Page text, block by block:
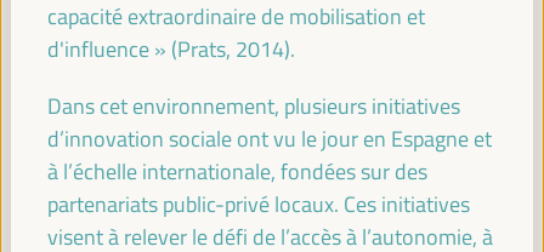
locale pour le développement endogène :
alliances multi-acteurs. Localiser le financement -
Le chemin vers Séville (I)
Auditorio 3 -09:1511:00 Axe 2
capacité extraordinaire de mobilisation et
d'influence » (Prats, 2014).
Dans cet environnement, plusieurs initiatives
d’innovation sociale ont vu le jour en Espagne et
à l’échelle internationale, fondées sur des
partenariats public-privé locaux. Ces initiatives
visent à relever le défi de l’accès à l’autonomie, à